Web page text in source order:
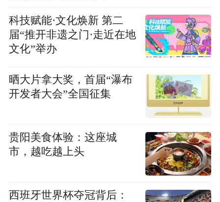
科技赋能·文化焕新 第二
届“推开非遗之门·走近在地
文化”举办
晒大片拿大奖，首届“瀑布
开发者大会”全国征集
贵阳美食体验：这座城
市，越吃越上头
西班牙世界杯夺冠背后：